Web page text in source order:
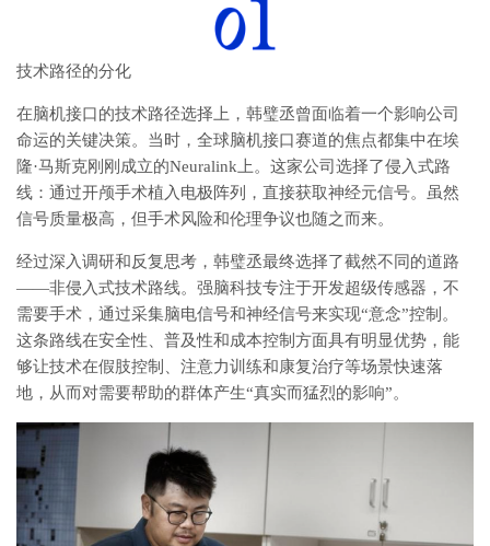
技术路径的分化
在脑机接口的技术路径选择上，韩璧丞曾面临着一个影响公司
命运的关键决策。当时，全球脑机接口赛道的焦点都集中在埃
隆·马斯克刚刚成立的Neuralink上。这家公司选择了侵入式路
线：通过开颅手术植入电极阵列，直接获取神经元信号。虽然
信号质量极高，但手术风险和伦理争议也随之而来。
经过深入调研和反复思考，韩璧丞最终选择了截然不同的道路
——非侵入式技术路线。强脑科技专注于开发超级传感器，不
需要手术，通过采集脑电信号和神经信号来实现“意念”控制。
这条路线在安全性、普及性和成本控制方面具有明显优势，能
够让技术在假肢控制、注意力训练和康复治疗等场景快速落
地，从而对需要帮助的群体产生“真实而猛烈的影响”。